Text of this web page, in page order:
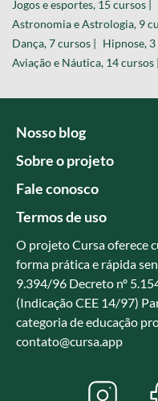
Jogos e esportes, 15 cursos |
Astronomia e Astrologia, 9
Dança, 7 cursos | Hipnose,
Aviação e Náutica, 14 cursos |
Nosso blog
Sobre o projeto
Fale conosco
Termos de uso
O projeto Cursa oferece
forma prática e rápida
9.394/96 Decreto nº
(Indicação CEE 14/97)
categoria de educação
contato@cursa.app